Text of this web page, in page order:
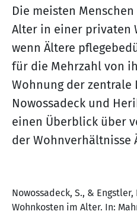
Die meisten
Alter in einer privaten
wenn Ältere
für die Mehrzahl von
Wohnung der zentrale
Nowossadeck und
einen Überblick über
der Wohnverhältnisse
Nowossadeck, S., & Engstler,
Wohnkosten im Alter. In: